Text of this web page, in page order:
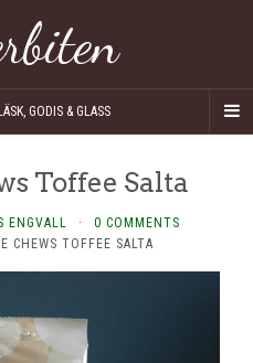
GODIS & GLASS
Toffee Salta
ENGVALL ·
0 COMMENTS
CHEWS TOFFEE SALTA